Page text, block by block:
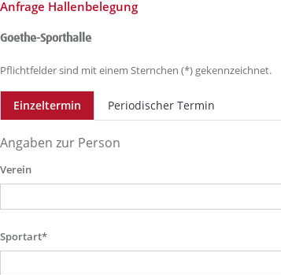
Anfrage Hallenbelegung
Goethe-Sporthalle
Pflichtfelder sind mit einem Sternchen (*) gekennzeichnet.
Einzeltermin Periodischer Termin
Angaben zur Person
Verein
Sportart*